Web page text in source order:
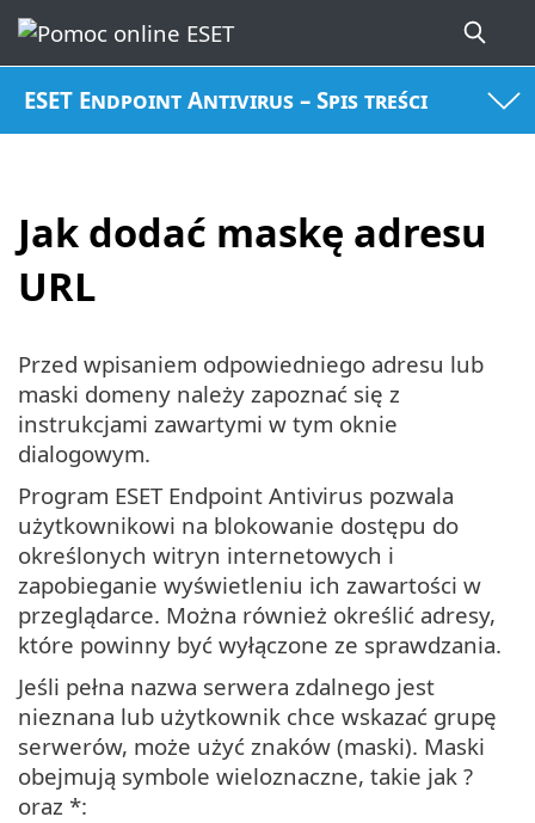
ESET Endpoint Antivirus – Spis treści
Jak dodać maskę adresu
URL
Przed wpisaniem odpowiedniego adresu lub
maski domeny należy zapoznać się z
instrukcjami zawartymi w tym oknie
dialogowym.
Program ESET Endpoint Antivirus pozwala
użytkownikowi na blokowanie dostępu do
określonych witryn internetowych i
zapobieganie wyświetleniu ich zawartości w
przeglądarce. Można również określić adresy,
które powinny być wyłączone ze sprawdzania.
Jeśli pełna nazwa serwera zdalnego jest
nieznana lub użytkownik chce wskazać grupę
serwerów, może użyć znaków (maski). Maski
obejmują symbole wieloznaczne, takie jak ?
oraz *: